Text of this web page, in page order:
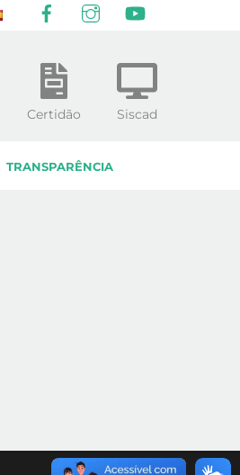
TRANSPARÊNCIA
Certidão Siscad